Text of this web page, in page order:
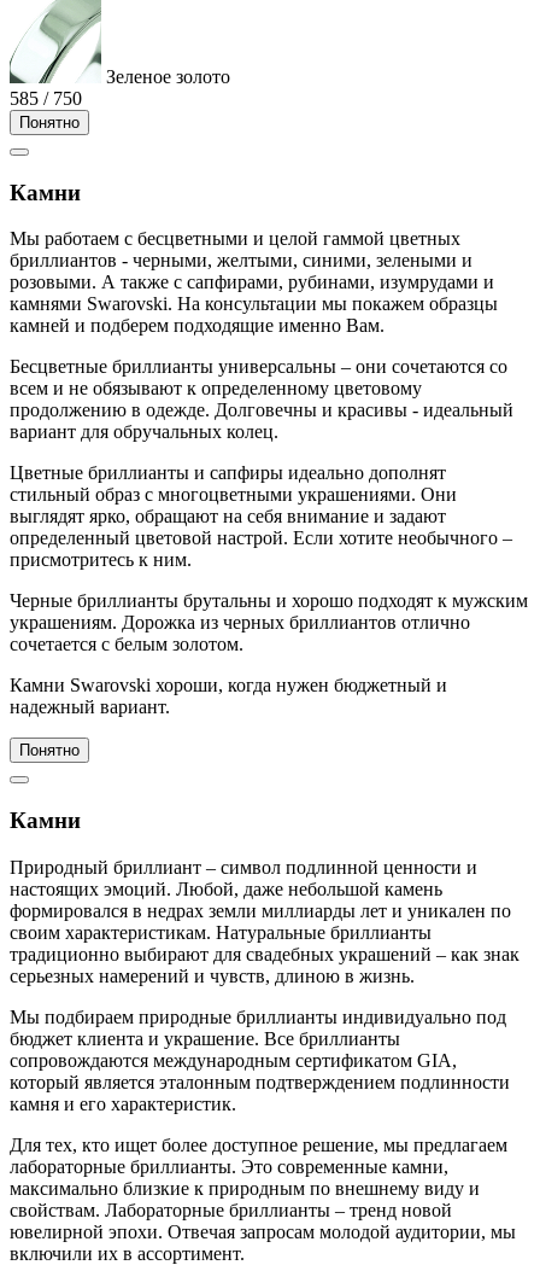
Зеленое золото
585 / 750
Понятно
Камни
Мы работаем с бесцветными и целой гаммой цветных
бриллиантов - черными, желтыми, синими, зелеными и
розовыми. А также с сапфирами, рубинами, изумрудами и
камнями Swarovski. На консультации мы покажем образцы
камней и подберем подходящие именно Вам.
Бесцветные бриллианты универсальны – они сочетаются со
всем и не обязывают к определенному цветовому
продолжению в одежде. Долговечны и красивы - идеальный
вариант для обручальных колец.
Цветные бриллианты и сапфиры идеально дополнят
стильный образ с многоцветными украшениями. Они
выглядят ярко, обращают на себя внимание и задают
определенный цветовой настрой. Если хотите необычного –
присмотритесь к ним.
Черные бриллианты брутальны и хорошо подходят к мужским
украшениям. Дорожка из черных бриллиантов отлично
сочетается с белым золотом.
Камни Swarovski хороши, когда нужен бюджетный и
надежный вариант.
Понятно
Камни
Природный бриллиант – символ подлинной ценности и
настоящих эмоций. Любой, даже небольшой камень
формировался в недрах земли миллиарды лет и уникален по
своим характеристикам. Натуральные бриллианты
традиционно выбирают для свадебных украшений – как знак
серьезных намерений и чувств, длиною в жизнь.
Мы подбираем природные бриллианты индивидуально под
бюджет клиента и украшение. Все бриллианты
сопровождаются международным сертификатом GIA,
который является эталонным подтверждением подлинности
камня и его характеристик.
Для тех, кто ищет более доступное решение, мы предлагаем
лабораторные бриллианты. Это современные камни,
максимально близкие к природным по внешнему виду и
свойствам. Лабораторные бриллианты – тренд новой
ювелирной эпохи. Отвечая запросам молодой аудитории, мы
включили их в ассортимент.